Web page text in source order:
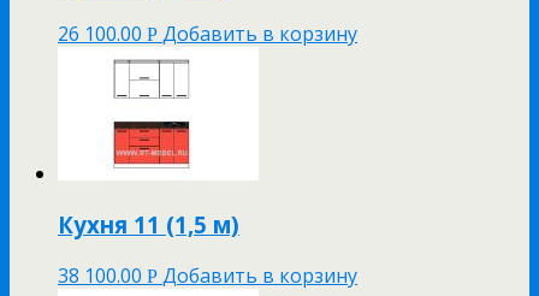
26 100.00 Р Добавить в корзину
Кухня 11 (1,5 м)
38 100.00 Р Добавить в корзину